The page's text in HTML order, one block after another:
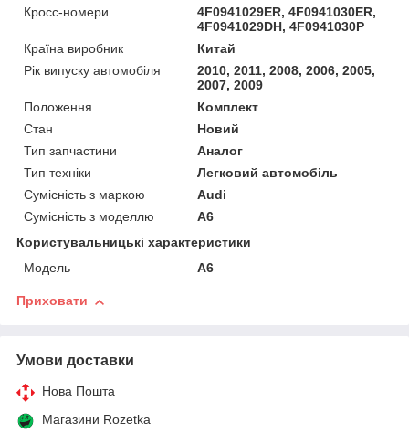
Кросс-номери
4F0941029ER, 4F0941030ER,
4F0941029DH, 4F0941030P
Країна виробник
Китай
Рік випуску автомобіля
2010, 2011, 2008, 2006, 2005,
2007, 2009
Положення
Комплект
Стан
Новий
Тип запчастини
Аналог
Тип техніки
Легковий автомобіль
Сумісність з маркою
Audi
Сумісність з моделлю
A6
Користувальницькі характеристики
Мoдель
A6
Приховати
Умови доставки
Нова Пошта
Магазини Rozetka